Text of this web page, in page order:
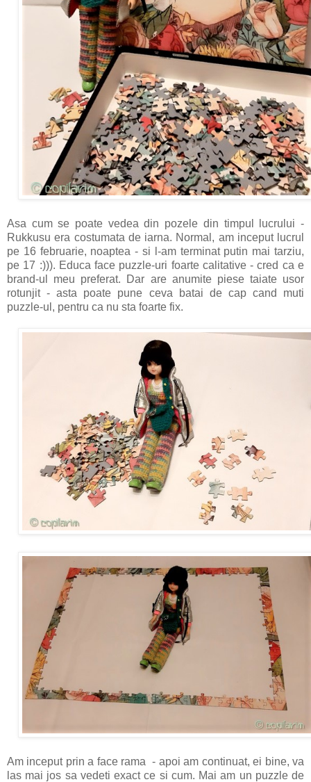
Asa cum se poate vedea din pozele din timpul lucrului -
Rukkusu era costumata de iarna. Normal, am inceput lucrul
pe 16 februarie, noaptea - si l-am terminat putin mai tarziu,
pe 17 :))). Educa face puzzle-uri foarte calitative - cred ca e
brand-ul meu preferat. Dar are anumite piese taiate usor
rotunjit - asta poate pune ceva batai de cap cand muti
puzzle-ul, pentru ca nu sta foarte fix.
Am inceput prin a face rama - apoi am continuat, ei bine, va
las mai jos sa vedeti exact ce si cum. Mai am un puzzle de